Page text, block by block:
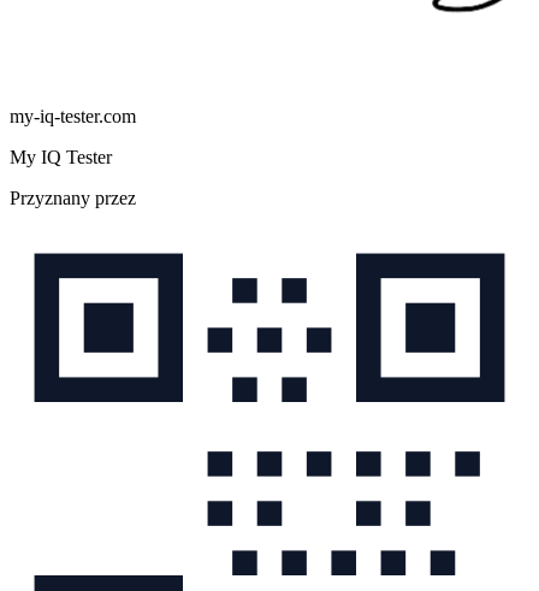
my-iq-tester.com
My IQ Tester
Przyznany przez